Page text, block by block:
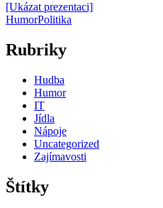
[Ukázat prezentaci]
HumorPolitika
Rubriky
Hudba
Humor
IT
Jídla
Nápoje
Uncategorized
Zajímavosti
Štítky